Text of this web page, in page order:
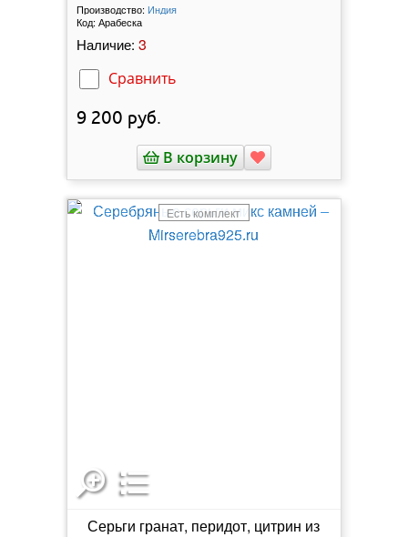
Производство: Индия
Код: Арабеска
Наличие: 3
Сравнить
9 200 руб.
В корзину
Есть комплект
Серьги гранат, перидот, цитрин из